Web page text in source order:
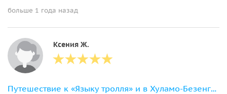
больше 1 года назад
Ксения Ж.
Путешествие к «Языку тролля» и в Хуламо-Безенгийское ущелье в мини-группе